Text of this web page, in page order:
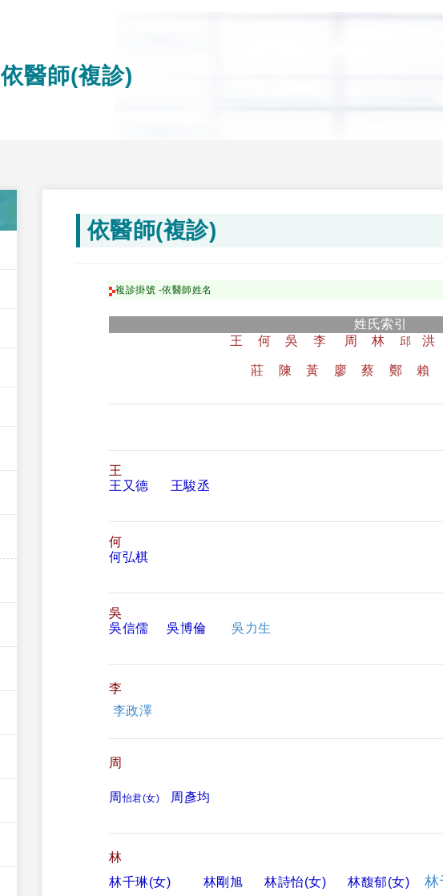
依醫師(複診)
依醫師(複診)
複診掛號 -依醫師姓名
姓氏索引
王
何 吳 李 周 林 邱 洪
莊 陳 黃 廖 蔡 鄭 賴
王
王又德
王駿丞
何
何弘棋
吳
吳信儒
吳博倫 吳力生
李
李政澤
周
周怡君(女) 周彥均
林
林千琳(女)
林剛旭 林詩怡(女) 林馥郁(女) 林